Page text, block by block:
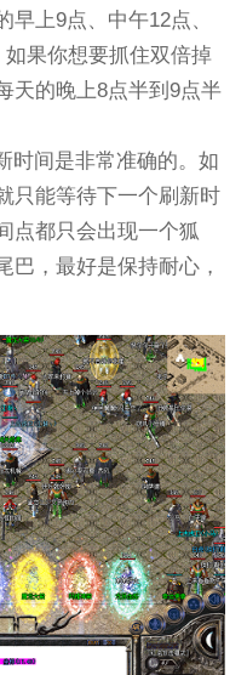
上9点、中午12点、
果你想要抓住双倍掉
天的晚上8点半到9点半
时间是非常准确的。如
只能等待下一个刷新时
点都只会出现一个狐
巴，最好是保持耐心，